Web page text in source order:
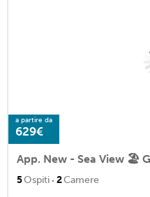
a partire da
629€
5Ospiti · 2Camere